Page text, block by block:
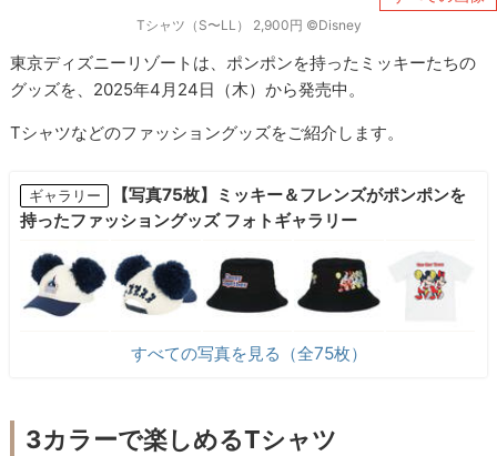
Tシャツ（S〜LL） 2,900円 ©Disney
東京ディズニーリゾートは、ポンポンを持ったミッキーたちの
グッズを、2025年4月24日（木）から発売中。
Tシャツなどのファッショングッズをご紹介します。
ギャラリー
【写真75枚】ミッキー＆フレンズがポンポンを
持ったファッショングッズ フォトギャラリー
すべての写真を見る（全75枚）
3カラーで楽しめるTシャツ